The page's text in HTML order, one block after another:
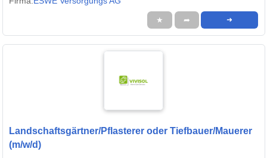
★ ➦ ➜
Landschaftsgärtner/Pflasterer oder Tiefbauer/Mauerer
(m/w/d)